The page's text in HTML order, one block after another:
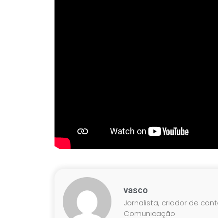
vasco
Jornalista, criador de
Comunicação